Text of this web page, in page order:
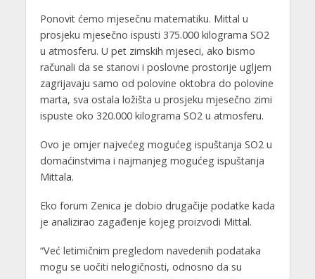
Ponovit ćemo mjesečnu matematiku. Mittal u
prosjeku mjesečno ispusti 375.000 kilograma SO2
u atmosferu. U pet zimskih mjeseci, ako bismo
računali da se stanovi i poslovne prostorije ugljem
zagrijavaju samo od polovine oktobra do polovine
marta, sva ostala ložišta u prosjeku mjesečno zimi
ispuste oko 320.000 kilograma SO2 u atmosferu.
Ovo je omjer najvećeg mogućeg ispuštanja SO2 u
domaćinstvima i najmanjeg mogućeg ispuštanja
Mittala.
Eko forum Zenica je dobio drugačije podatke kada
je analizirao zagađenje kojeg proizvodi Mittal.
“Već letimičnim pregledom navedenih podataka
mogu se uočiti nelogičnosti, odnosno da su